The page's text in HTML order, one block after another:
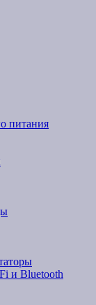
питания
и Bluetooth